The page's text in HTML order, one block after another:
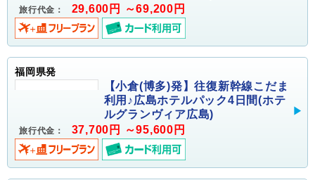
旅行代金： 29,600円 ～69,200円
福岡県発
【小倉(博多)発】往復新幹線こだま
利用♪広島ホテルパック4日間(ホテ
ルグランヴィア広島)
旅行代金： 37,700円 ～95,600円